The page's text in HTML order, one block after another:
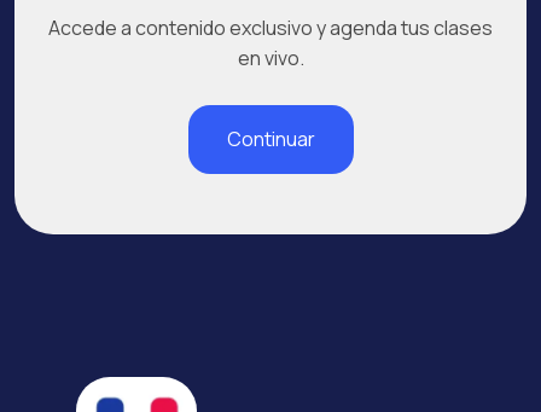
Accede a contenido exclusivo y agenda tus clases
en vivo.
Continuar